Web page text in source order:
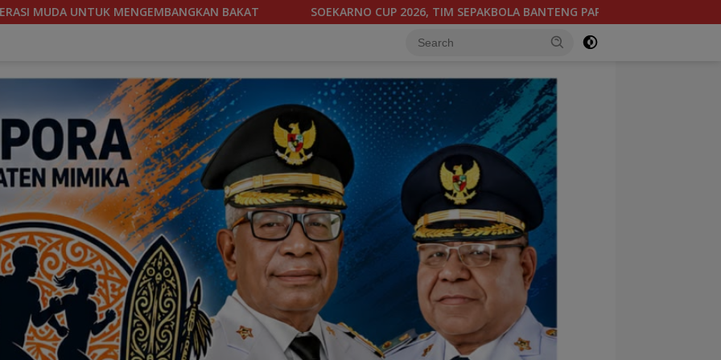
SOEKARNO CUP 2026, TIM SEPAKBOLA BANTENG PAPUA TENGAH BERGABUNG DI GROUP B, BERSAMA SULAWESI